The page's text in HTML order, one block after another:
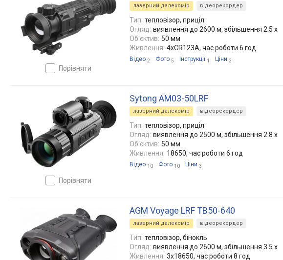
порівняти
лазерний далекомір відеорекордер
Тип: тепловізор, приціл
Огляд: виявлення до 2600 м, збільшення 2.5 x
Об'єктив: 50 мм
Живлення: 4xCR123A, час роботи 6 год
Відео 2 Фото 5 Інструкції 1 Ціни 3
порівняти
Sytong AM03-50LRF
лазерний далекомір відеорекордер
Тип: тепловізор, приціл
Огляд: виявлення до 2500 м, збільшення 2.8 x
Об'єктив: 50 мм
Живлення: 18650, час роботи 6 год
Відео 10 Фото 10 Ціни 3
AGM Voyage LRF TB50-640
лазерний далекомір відеорекордер
Тип: тепловізор, бінокль
Огляд: виявлення до 2600 м, збільшення 3.5 x
Живлення: 3x18650, час роботи 8 год